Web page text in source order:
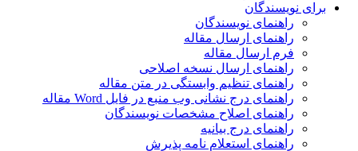
برای نویسندگان
راهنمای نویسندگان
راهنمای ارسال مقاله
فرم ارسال مقاله
راهنمای ارسال نسخه اصلاحی
راهنمای تنظیم وابستگی در متن مقاله
راهنمای درج نشانی وب منبع در فایل Word مقاله
راهنمای اصلاح مشخصات نویسندگان
راهنمای درج بیانیه
راهنمای استعلام نامه پذیرش